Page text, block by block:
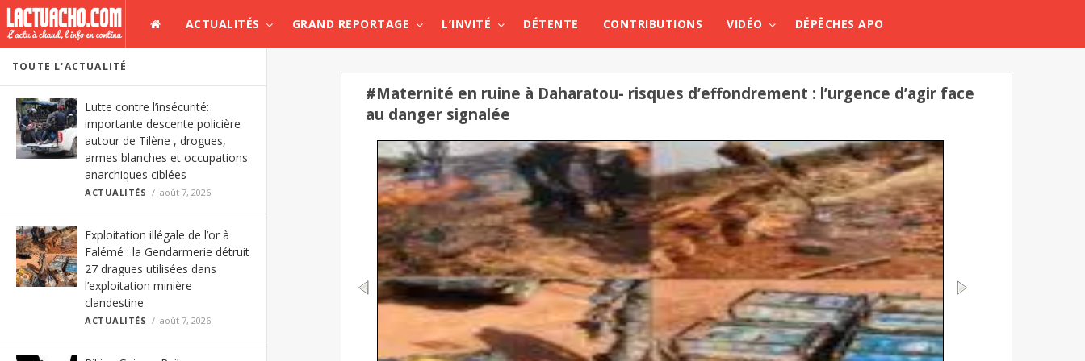
ACTUALITÉS GRAND REPORTAGE L’INVITÉ DÉTENTE CONTRIBUTIONS VIDÉO DÉPÊCHES APO
TOUTE L'ACTUALITÉ
Lutte contre l’insécurité:
importante descente policière
autour de Tilène , drogues,
armes blanches et occupations
anarchiques ciblées
ACTUALITÉS août 7, 2026
Exploitation illégale de l’or à
Falémé : la Gendarmerie détruit
27 dragues utilisées dans
l’exploitation minière
clandestine
ACTUALITÉS août 7, 2026
#Maternité en ruine à Daharatou- risques d’effondrement : l’urgence d’agir face
au danger signalée